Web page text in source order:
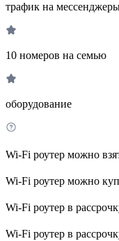
трафик на
10 номеров на семью
оборудование
Wi-Fi роутер можно
Wi-Fi роутер можно
Wi-Fi роутер в
Wi-Fi роутер в